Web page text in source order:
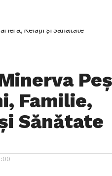
Familie,
Sănătate